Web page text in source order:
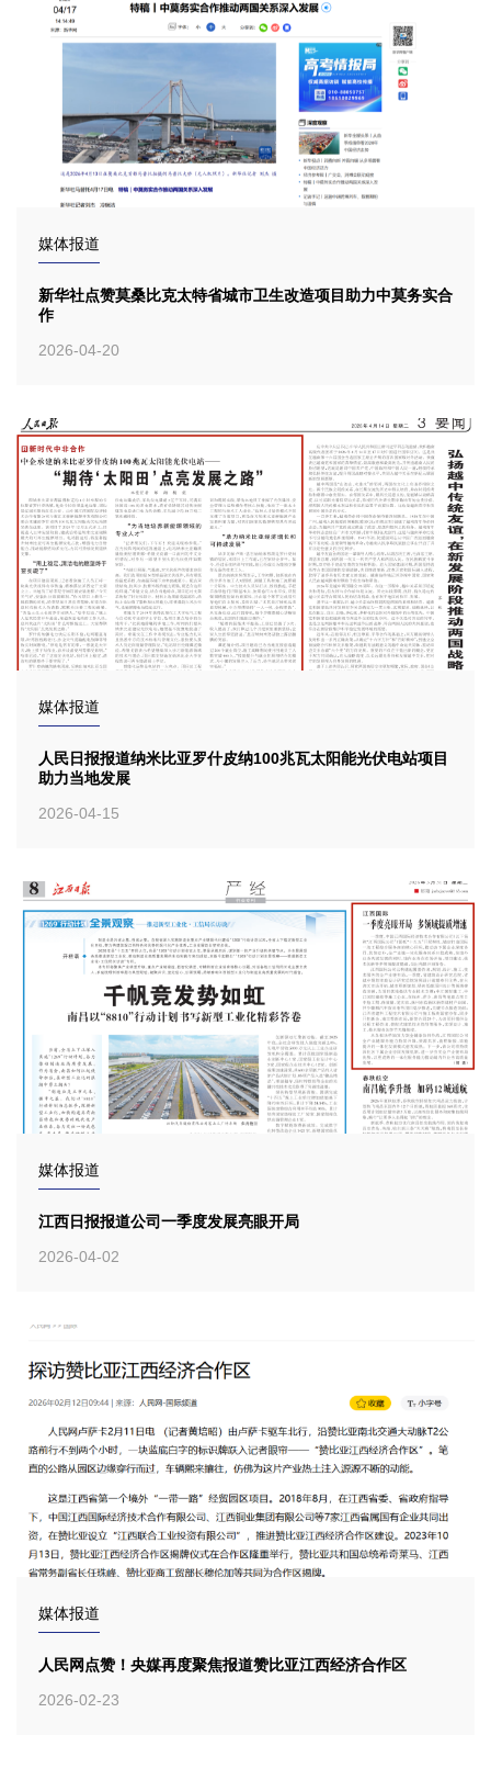
媒体报道
新华社点赞莫桑比克太特省城市卫生改造项目助力中莫务实合
作
2026-04-20
媒体报道
人民日报报道纳米比亚罗什皮纳100兆瓦太阳能光伏电站项目
助力当地发展
2026-04-15
媒体报道
江西日报报道公司一季度发展亮眼开局
2026-04-02
媒体报道
人民网点赞！央媒再度聚焦报道赞比亚江西经济合作区
2026-02-23